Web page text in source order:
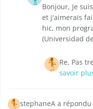
Bonjour, Je
et j'aimerais
hic, mon
(Universidad
Re, Pas
savoir
stephaneA a